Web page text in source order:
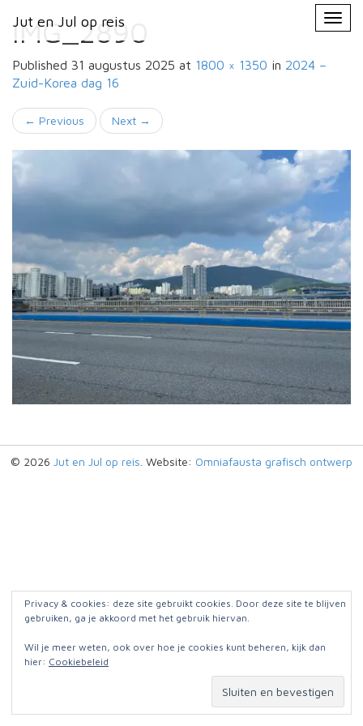
Jut en Jul op reis
Primary
Menu
Jut en Jul op reis
IMG_2890
Published 31 augustus 2025 at 1800 × 1350 in 2024 –
Zuid-Korea dag 16
← Previous Next →
© 2026 Jut en Jul op reis . Website: Omniafausta grafisch ontwerp
Privacy & cookies: deze site gebruikt cookies. Door deze site te blijven
gebruiken, ga je akkoord met het gebruik hiervan.
Wil je meer weten, ook over hoe je cookies kunt beheren, kijk dan
hier: Cookiebeleid